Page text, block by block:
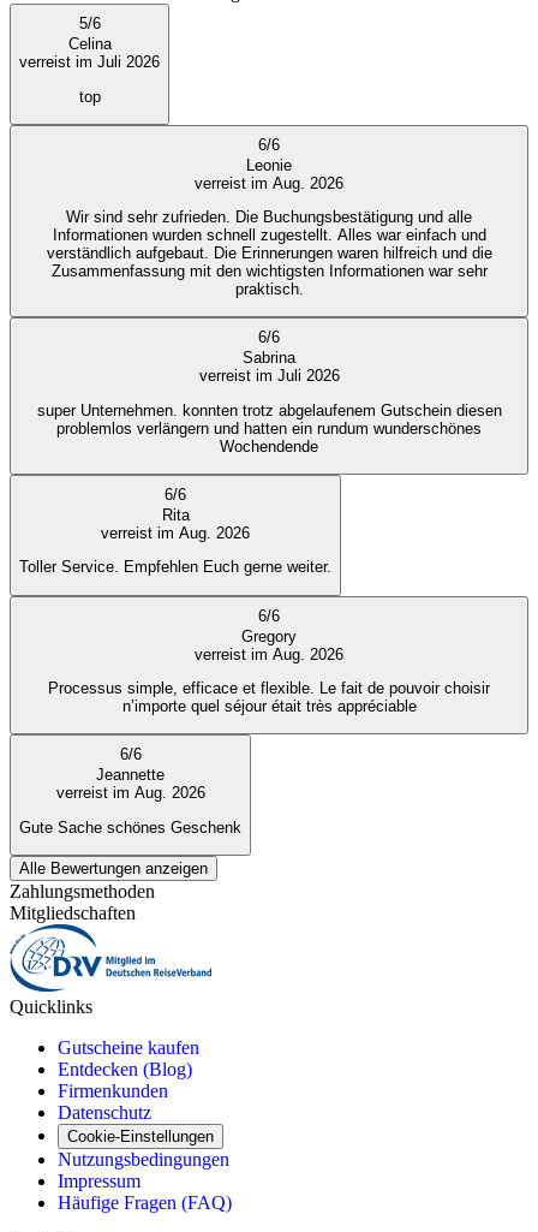
5/6
Celina
verreist im Juli 2026
top
6/6
Leonie
verreist im Aug. 2026
Wir sind sehr zufrieden. Die Buchungsbestätigung und alle
Informationen wurden schnell zugestellt. Alles war einfach und
verständlich aufgebaut. Die Erinnerungen waren hilfreich und die
Zusammenfassung mit den wichtigsten Informationen war sehr
praktisch.
6/6
Sabrina
verreist im Juli 2026
super Unternehmen. konnten trotz abgelaufenem Gutschein diesen
problemlos verlängern und hatten ein rundum wunderschönes
Wochendende
6/6
Rita
verreist im Aug. 2026
Toller Service. Empfehlen Euch gerne weiter.
6/6
Gregory
verreist im Aug. 2026
Processus simple, efficace et flexible. Le fait de pouvoir choisir
n’importe quel séjour était très appréciable
6/6
Jeannette
verreist im Aug. 2026
Gute Sache schönes Geschenk
Alle Bewertungen anzeigen
Zahlungsmethoden
Mitgliedschaften
Quicklinks
Gutscheine kaufen
Entdecken (Blog)
Firmenkunden
Datenschutz
Cookie-Einstellungen
Nutzungsbedingungen
Impressum
Häufige Fragen (FAQ)